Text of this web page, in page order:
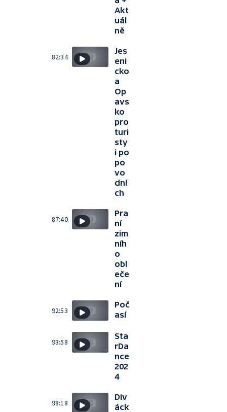
Akt
uál
ně
82:34
Jes
eni
cko
a
Op
avs
ko
pro
turi
sty
i po
po
vo
dní
ch
87:40
Pra
ní
zim
níh
o
obl
eče
ní
92:53
Poč
así
93:58
Sta
rDa
nce
202
4
98:18
Div
áck